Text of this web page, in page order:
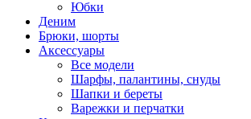
Юбки
Деним
Брюки, шорты
Аксессуары
Все модели
Шарфы, палантины, снуды
Шапки и береты
Варежки и перчатки